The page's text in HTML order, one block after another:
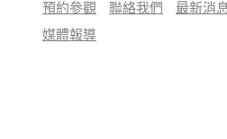
預約參觀 聯絡我們 最新消
媒體報導